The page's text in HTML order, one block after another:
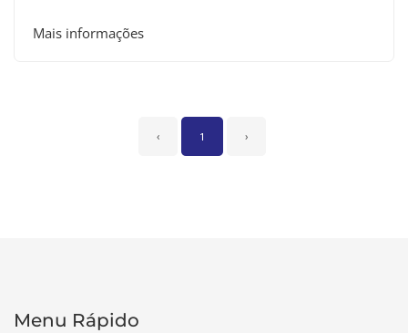
Mais informações
‹ 1 ›
Menu Rápido